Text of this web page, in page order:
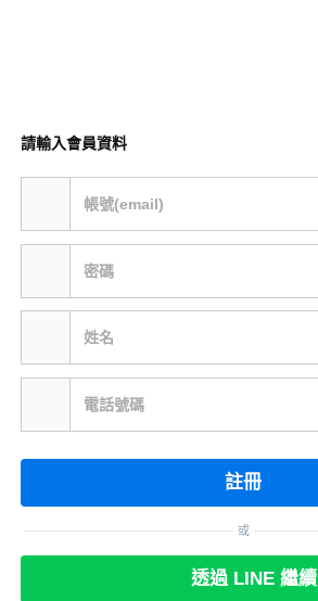
請輸入會員資料
帳號(email)
密碼
姓名
電話號碼
註冊
或
透過 LINE 繼續